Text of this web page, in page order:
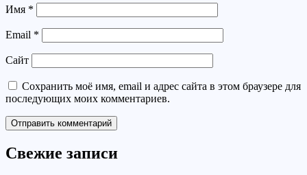
Имя *
Email *
Сайт
Сохранить моё имя, email и адрес сайта в этом браузере для
последующих моих комментариев.
Свежие записи